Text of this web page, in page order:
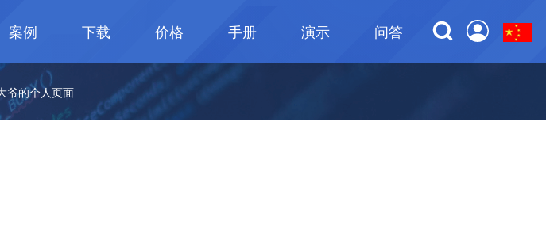
案例 下载 价格 手册 演示 问答
爷的个人页面